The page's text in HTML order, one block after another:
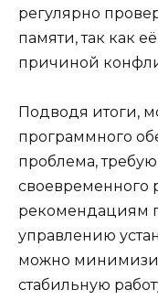
регулярно
памяти, так как
причиной
Подводя итоги,
программного
проблема,
своевременного
рекомендациям
управлению
можно
стабильную